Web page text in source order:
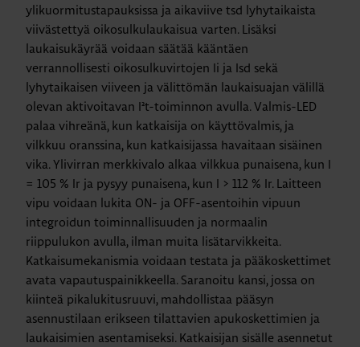
ylikuormitustapauksissa ja aikaviive tsd lyhytaikaista
viivästettyä oikosulkulaukaisua varten. Lisäksi
laukaisukäyrää voidaan säätää kääntäen
verrannollisesti oikosulkuvirtojen Ii ja Isd sekä
lyhytaikaisen viiveen ja välittömän laukaisuajan välillä
olevan aktivoitavan I²t-toiminnon avulla. Valmis-LED
palaa vihreänä, kun katkaisija on käyttövalmis, ja
vilkkuu oranssina, kun katkaisijassa havaitaan sisäinen
vika. Ylivirran merkkivalo alkaa vilkkua punaisena, kun I
= 105 % Ir ja pysyy punaisena, kun I > 112 % Ir. Laitteen
vipu voidaan lukita ON- ja OFF-asentoihin vipuun
integroidun toiminnallisuuden ja normaalin
riippulukon avulla, ilman muita lisätarvikkeita.
Katkaisumekanismia voidaan testata ja pääkoskettimet
avata vapautuspainikkeella. Saranoitu kansi, jossa on
kiinteä pikalukitusruuvi, mahdollistaa pääsyn
asennustilaan erikseen tilattavien apukoskettimien ja
laukaisimien asentamiseksi. Katkaisijan sisälle asennetut